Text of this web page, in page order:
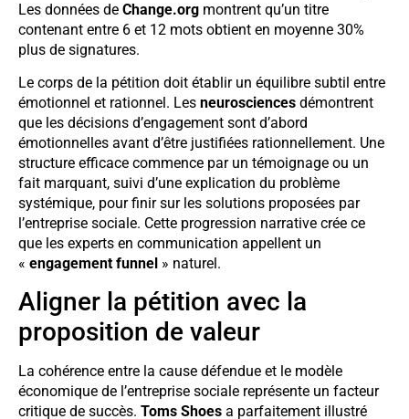
Les données de Change.org montrent qu’un titre
contenant entre 6 et 12 mots obtient en moyenne 30%
plus de signatures.
Le corps de la pétition doit établir un équilibre subtil entre
émotionnel et rationnel. Les neurosciences démontrent
que les décisions d’engagement sont d’abord
émotionnelles avant d’être justifiées rationnellement. Une
structure efficace commence par un témoignage ou un
fait marquant, suivi d’une explication du problème
systémique, pour finir sur les solutions proposées par
l’entreprise sociale. Cette progression narrative crée ce
que les experts en communication appellent un
« engagement funnel » naturel.
Aligner la pétition avec la
proposition de valeur
La cohérence entre la cause défendue et le modèle
économique de l’entreprise sociale représente un facteur
critique de succès. Toms Shoes a parfaitement illustré